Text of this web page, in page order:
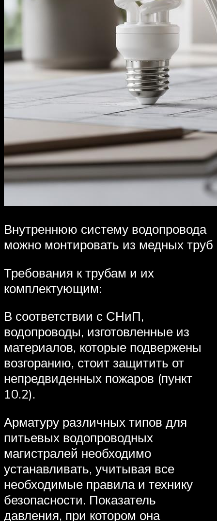
Внутреннюю систему водопровода
можно монтировать из медных труб
Требования к трубам и их
комплектующим:
В соответствии с СНиП,
водопроводы, изготовленные из
материалов, которые подвержены
возгоранию, стоит защитить от
непредвиденных пожаров (пункт
10.2).
Арматуру различных типов для
питьевых водопроводных
магистралей необходимо
устанавливать, учитывая все
необходимые правила и технику
безопасности. Показатель
давления, при котором она